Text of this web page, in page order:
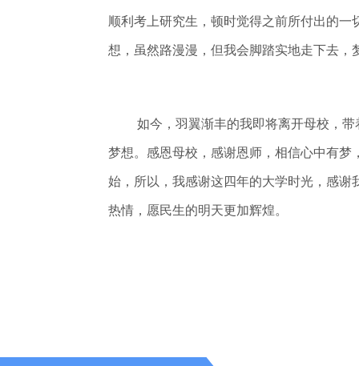
顺利考上研究生，顿时觉得之前所付出的
想，虽然路漫漫，但我会脚踏实地走下去，
如今，羽翼渐丰的我即将离开母校，
梦想。感恩母校，感谢恩师，相信心中有
始，所以，我感谢这四年的大学时光，感
热情，愿民生的明天更加辉煌。